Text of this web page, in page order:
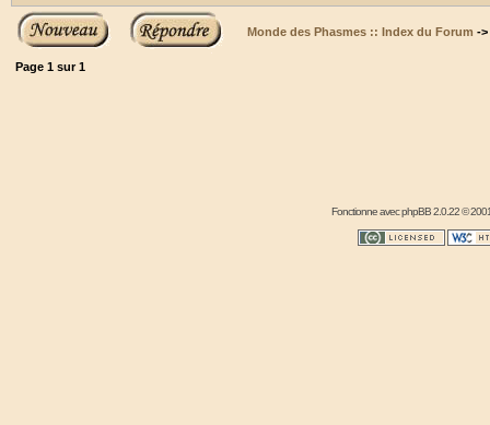
Monde des Phasmes :: Index du Forum ->
Page 1 sur1
Fonctionne avecphpBB2.0.22 ©